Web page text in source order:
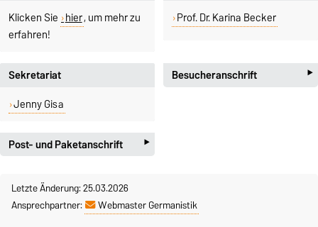
Klicken Sie hier, um mehr zu
erfahren!
Prof. Dr. Karina Becker
Besucheranschrift ‣
Gebäude 40D
39104 Magdeburg
Post- und Paketanschrift ‣
Universität Magdeburg
Universitätsplatz 2
39106 Magdeburg
Sekretariat
Jenny Gisa
Letzte Änderung: 25.03.2026
Ansprechpartner:
Webmaster Germanistik